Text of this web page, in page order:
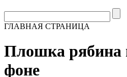
ГЛАВНАЯ СТРАНИЦА
Плошка рябина
фоне